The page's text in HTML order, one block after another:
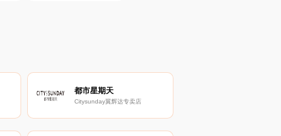
都市星期天
Citysunday翼辉达专卖店